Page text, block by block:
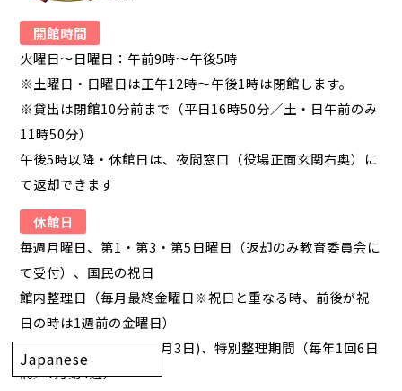
開館時間
火曜日～日曜日：午前9時～午後5時
※土曜日・日曜日は正午12時～午後1時は閉館します。
※貸出は閉館10分前まで（平日16時50分／土・日午前のみ
11時50分）
午後5時以降・休館日は、夜間窓口（役場正面玄関右奥）に
て返却できます
休館日
毎週月曜日、第1・第3・第5日曜日（返却のみ教育委員会に
て受付）、国民の祝日
館内整理日（毎月最終金曜日※祝日と重なる時、前後が祝
日の時は1週前の金曜日）
年末年始(12月29日～1月3日)、特別整理期間（毎年1回6日
間／1月第4週）